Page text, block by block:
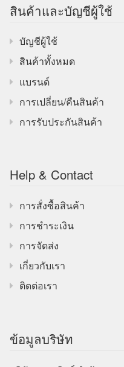
สินค้าและบัญชีผู้ใช้
บัญชีผู้ใช้
สินค้าทั้งหมด
แบรนด์
การเปลี่ยน/คืนสินค้า
การรับประกันสินค้า
Help & Contact
การสั่งซื้อสินค้า
การชำระเงิน
การจัดส่ง
เกี่ยวกับเรา
ติดต่อเรา
ข้อมูลบริษัท